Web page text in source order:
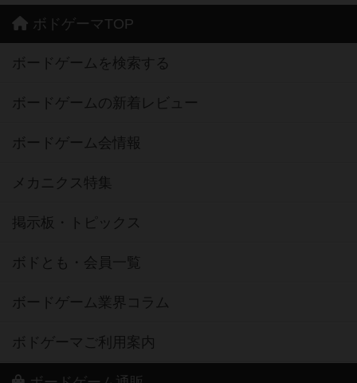
ボドゲーマTOP
ボードゲームを検索する
ボードゲームの新着レビュー
ボードゲーム会情報
メカニクス特集
掲示板・トピックス
ボドとも・会員一覧
ボードゲーム業界コラム
ボドゲーマご利用案内